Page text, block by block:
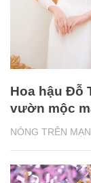
NÓNG TRÊN
Hoa hậu Đỗ
vườn mộc